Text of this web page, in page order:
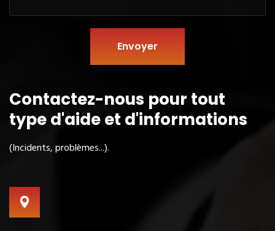
Envoyer
Contactez-nous pour tout
typed'aide et d'informations
(Incidents, problèmes...).